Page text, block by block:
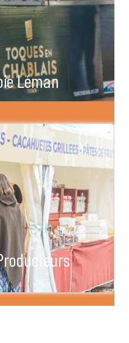
Léman